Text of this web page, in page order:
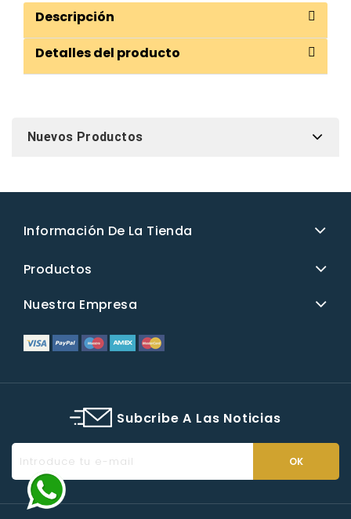
Descripción
Detalles del producto
Nuevos Productos
Información De La Tienda
Productos
Nuestra Empresa
Subcribe A Las Noticias